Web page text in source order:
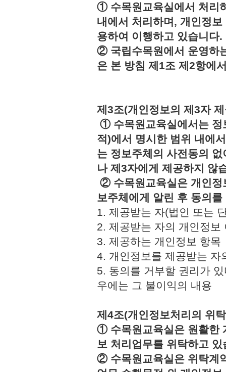
① 수목원교육실에서 처리
내에서 처리하며, 개인정
용하여 이행하고 있습니다.
② 국립수목원에서 운영하
은 본 방침 제1조 제2항에
제3조(개인정보의 제3자
① 수목원교육실에서는 정
적)에서 명시한 범위 내에
는 정보주체의 사전동의
나 제3자에게 제공하지 않
② 수목원교육실은 개인정
보주체에게 알린 후 동의
1. 제공받는 자(법인 또
2. 제공받는 자의 개인정
3. 제공하는 개인정보
4. 개인정보를 제공받는
5. 동의를 거부할 권리가
우에는 그 불이익의 내용
제4조(개인정보처리의 위
① 수목원교육실은 원활한
보 처리업무를 위탁하고
② 수목원교육실은 위탁계